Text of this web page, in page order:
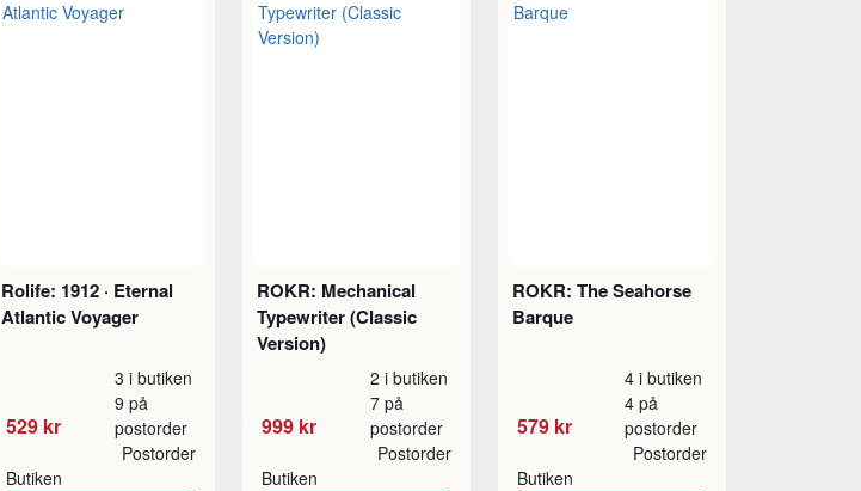
Rolife: 1912 · Eternal
Atlantic Voyager
529 kr
3 i butiken
9 på
postorder
Butiken
Postorder
ROKR: Mechanical
Typewriter (Classic
Version)
999 kr
2 i butiken
7 på
postorder
Butiken
Postorder
ROKR: The Seahorse
Barque
579 kr
4 i butiken
4 på
postorder
Butiken
Postorder